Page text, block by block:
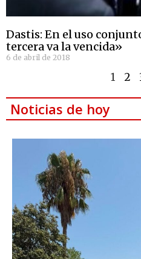
Dastis: En el uso
tercera va la vencida»
6 de abril de 2018
1 2
Noticias de hoy